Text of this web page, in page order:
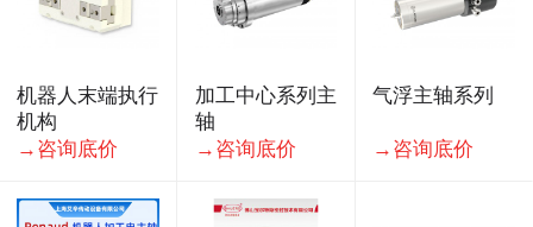
机器人末端执行
机构
→咨询底价
加工中心系列主
轴
→咨询底价
气浮主轴系列
→咨询底价